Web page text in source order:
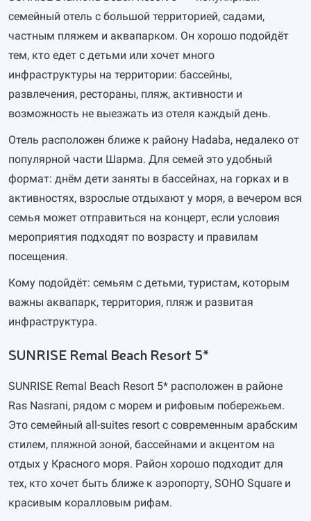
семейный отель с большой территорией, садами,
частным пляжем и аквапарком. Он хорошо подойдёт
тем, кто едет с детьми или хочет много
инфраструктуры на территории: бассейны,
развлечения, рестораны, пляж, активности и
возможность не выезжать из отеля каждый день.
Отель расположен ближе к району Hadaba, недалеко от
популярной части Шарма. Для семей это удобный
формат: днём дети заняты в бассейнах, на горках и в
активностях, взрослые отдыхают у моря, а вечером вся
семья может отправиться на концерт, если условия
мероприятия подходят по возрасту и правилам
посещения.
Кому подойдёт: семьям с детьми, туристам, которым
важны аквапарк, территория, пляж и развитая
инфраструктура.
SUNRISE Remal Beach Resort 5*
SUNRISE Remal Beach Resort 5* расположен в районе
Ras Nasrani, рядом с морем и рифовым побережьем.
Это семейный all-suites resort с современным арабским
стилем, пляжной зоной, бассейнами и акцентом на
отдых у Красного моря. Район хорошо подходит для
тех, кто хочет быть ближе к аэропорту, SOHO Square и
красивым коралловым рифам.